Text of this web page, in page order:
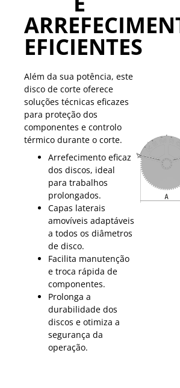
EFICIENTES
Além da sua potência, este
disco de corte oferece
soluções técnicas eficazes
para proteção dos
componentes e controlo
térmico durante o corte.
Arrefecimento eficaz
dos discos, ideal
para trabalhos
prolongados.
Capas laterais
amovíveis adaptáveis
a todos os diâmetros
de disco.
Facilita manutenção
e troca rápida de
componentes.
Prolonga a
durabilidade dos
discos e otimiza a
segurança da
operação.